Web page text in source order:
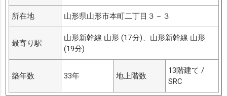
所在地 山形県山形市本町二丁目３－３
最寄り駅
山形新幹線 山形 (17分)、山形新幹線 山形
(19分)
築年数 33年 地上階数
13階建て /
SRC